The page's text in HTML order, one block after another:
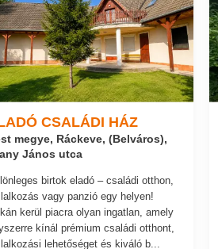
CSALÁDI HÁZ
megye, Ráckeve, (Belváros),
János utca
birtok eladó – családi otthon,
vagy panzió egy helyen!
kerül piacra olyan ingatlan, amely
kínál prémium családi otthont,
lehetőséget és kiváló b...